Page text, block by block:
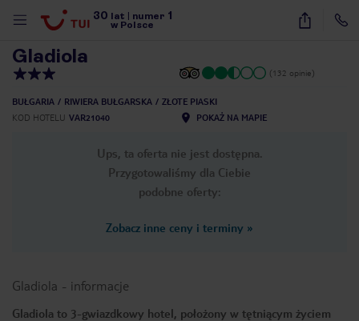
30 lat numer 1
w Polsce
10
Gladiola
(132 opinie)
BUŁGARIA RIWIERA BUŁGARSKA
ZŁOTE PIASKI
KOD HOTELU VAR21040 POKAŻ NA MAPIE
Ups, ta oferta nie jest dostępna.
Przygotowaliśmy dla Ciebie
podobne oferty:
Zobacz inne ceny i terminy »
Gladiola - informacje
Gladiola to 3-gwiazdkowy hotel, położony w tętniącym życiem